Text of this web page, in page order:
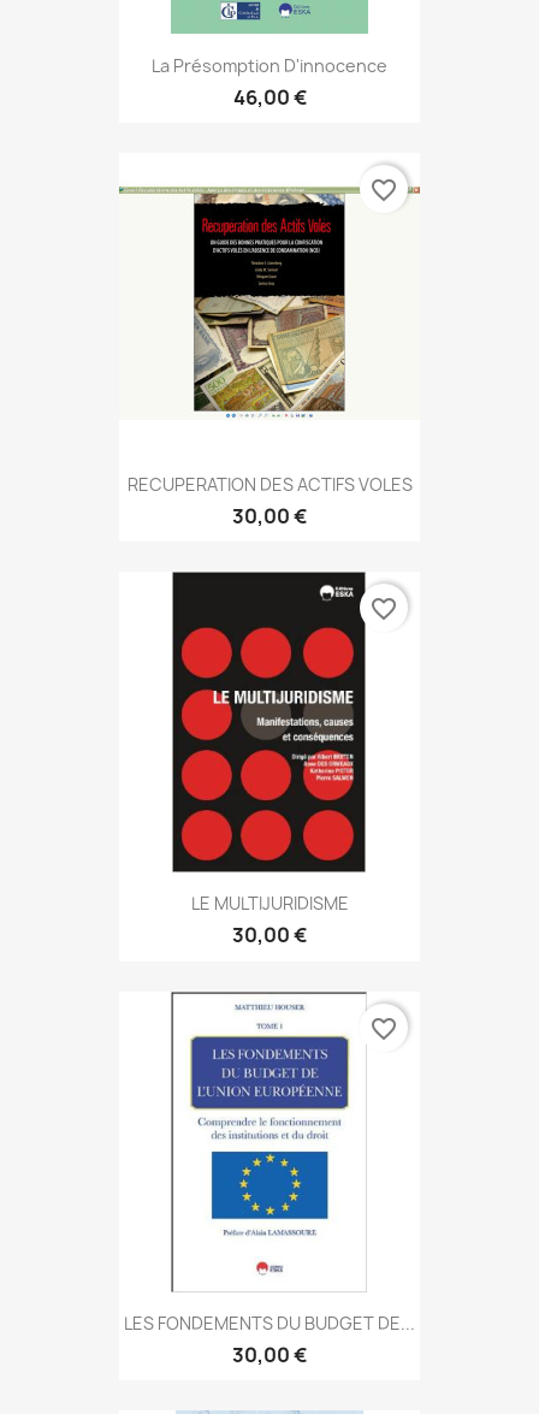
La Présomption D'innocence
46,00 €
RECUPERATION DES ACTIFS VOLES
30,00 €
favorite_border
LE MULTIJURIDISME
30,00 €
favorite_border
LES FONDEMENTS DU BUDGET DE...
30,00 €
favorite_border